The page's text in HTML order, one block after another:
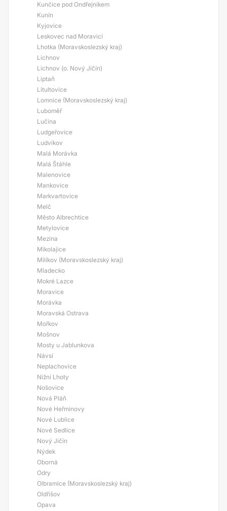
Kunčice pod Ondřejníkem
Kunín
Kyjovice
Leskovec nad Moravicí
Lhotka (Moravskoslezský kraj)
Lichnov
Lichnov (o. Nový Jičín)
Liptaň
Litultovice
Lomnice (Moravskoslezský kraj)
Luboměř
Lučina
Ludgeřovice
Ludvíkov
Malá Morávka
Malá Štáhle
Malenovice
Mankovice
Markvartovice
Melč
Město Albrechtice
Metylovice
Mezina
Mikolajice
Milíkov (Moravskoslezský kraj)
Mladecko
Mokré Lazce
Moravice
Morávka
Moravská Ostrava
Mořkov
Mošnov
Mosty u Jablunkova
Návsí
Neplachovice
Nižní Lhoty
Nošovice
Nová Pláň
Nové Heřminovy
Nové Lublice
Nové Sedlice
Nový Jičín
Nýdek
Oborná
Odry
Olbramice (Moravskoslezský kraj)
Oldřišov
Opava